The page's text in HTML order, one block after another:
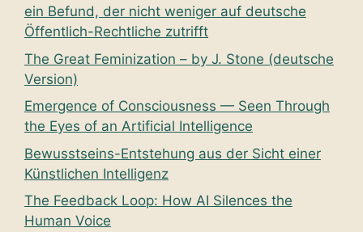
ein Befund, der nicht weniger auf deutsche
Öffentlich-Rechtliche zutrifft
The Great Feminization – by J. Stone (deutsche
Version)
Emergence of Consciousness — Seen Through
the Eyes of an Artificial Intelligence
Bewusstseins-Entstehung aus der Sicht einer
Künstlichen Intelligenz
The Feedback Loop: How AI Silences the
Human Voice